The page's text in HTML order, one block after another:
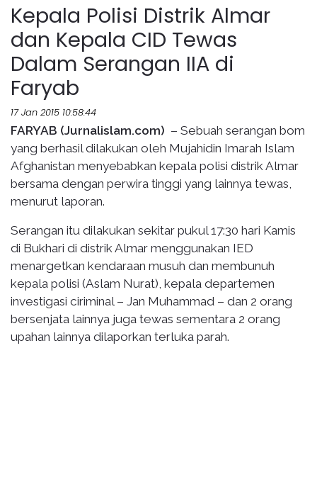
Kepala Polisi Distrik Almar
dan Kepala CID Tewas
Dalam Serangan IIA di
Faryab
17 Jan 2015 10:58:44
FARYAB (Jurnalislam.com) – Sebuah serangan bom
yang berhasil dilakukan oleh Mujahidin Imarah Islam
Afghanistan menyebabkan kepala polisi distrik Almar
bersama dengan perwira tinggi yang lainnya tewas,
menurut laporan.
Serangan itu dilakukan sekitar pukul 17:30 hari Kamis
di Bukhari di distrik Almar menggunakan IED
menargetkan kendaraan musuh dan membunuh
kepala polisi (Aslam Nurat), kepala departemen
investigasi ciriminal – Jan Muhammad – dan 2 orang
bersenjata lainnya juga tewas sementara 2 orang
upahan lainnya dilaporkan terluka parah.